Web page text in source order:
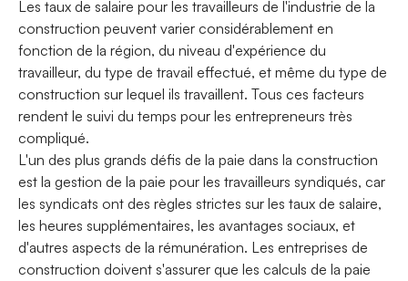
Les taux de salaire pour les travailleurs de l'industrie de la
construction peuvent varier considérablement en
fonction de la région, du niveau d'expérience du
travailleur, du type de travail effectué, et même du type de
construction sur lequel ils travaillent. Tous ces facteurs
rendent le suivi du temps pour les entrepreneurs très
compliqué.
L'un des plus grands défis de la paie dans la construction
est la gestion de la paie pour les travailleurs syndiqués, car
les syndicats ont des règles strictes sur les taux de salaire,
les heures supplémentaires, les avantages sociaux, et
d'autres aspects de la rémunération. Les entreprises de
construction doivent s'assurer que les calculs de la paie